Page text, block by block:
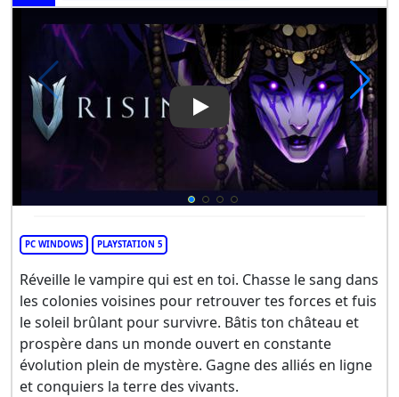
Play Video: V Rising
PC WINDOWS PLAYSTATION 5
Réveille le vampire qui est en toi. Chasse le sang dans
les colonies voisines pour retrouver tes forces et fuis
le soleil brûlant pour survivre. Bâtis ton château et
prospère dans un monde ouvert en constante
évolution plein de mystère. Gagne des alliés en ligne
et conquiers la terre des vivants.